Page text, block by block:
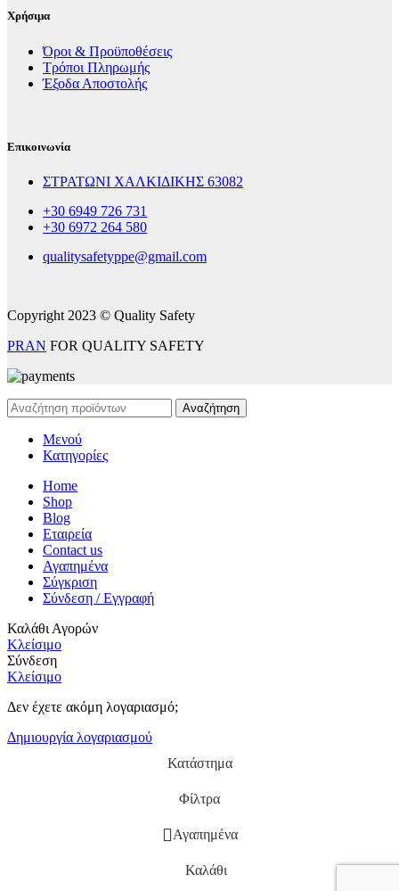
Χρήσιμα
Όροι & Προϋποθέσεις
Τρόποι Πληρωμής
Έξοδα Αποστολής
Επικοινωνία
ΣΤΡΑΤΩΝΙ ΧΑΛΚΙΔΙΚΗΣ 63082
+30 6949 726 731
+30 6972 264 580
qualitysafetyppe@gmail.com
Copyright 2023 © Quality Safety
PRAN FOR QUALITY SAFETY
Αναζήτηση
Μενού
Κατηγορίες
Home
Shop
Blog
Εταιρεία
Contact us
Αγαπημένα
Σύγκριση
Σύνδεση / Εγγραφή
Καλάθι Αγορών
Κλείσιμο
Σύνδεση
Κλείσιμο
Δεν έχετε ακόμη λογαριασμό;
Δημιουργία λογαριασμού
Κατάστημα
Φίλτρα
Αγαπημένα
Καλάθι